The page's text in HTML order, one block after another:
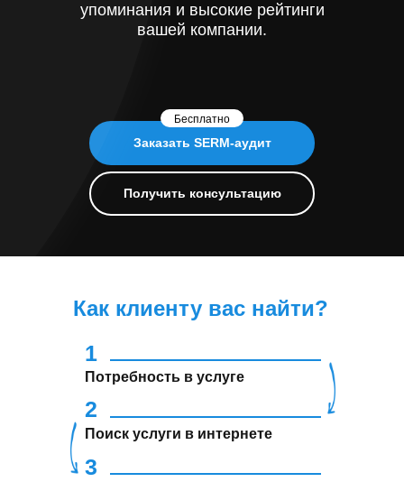
Заказать SERM-аудит
Бесплатно
упоминания и высокие рейтинги
вашей компании.
Получить консультацию
1
Потребность в услуге
Поиск услуги в интернете
3
Как клиенту вас найти?
2